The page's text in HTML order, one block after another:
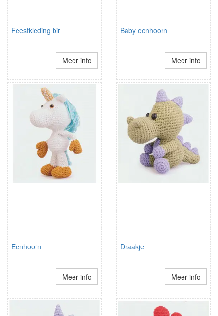
Feestkleding bir
Meer info
Baby eenhoorn
Meer info
Eenhoorn
Meer info
Draakje
Meer info